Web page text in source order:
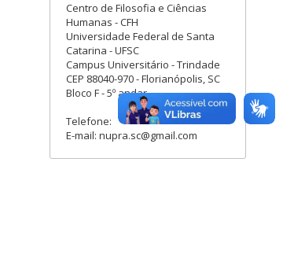
Centro de Filosofia e Ciências
Humanas - CFH
Universidade Federal de Santa
Catarina - UFSC
Campus Universitário - Trindade
CEP 88040-970 - Florianópolis, SC
Bloco F - 5º andar
Telefone:
E-mail: nupra.sc@gmail.com